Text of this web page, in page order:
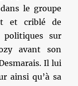
le groupe
et criblé de
politiques sur
avant son
Il lui
ainsi qu’à sa